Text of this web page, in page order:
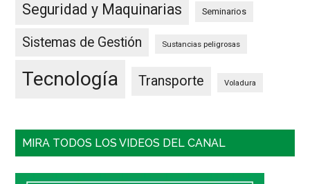
Seguridad y Maquinarias Seminarios
Sistemas de Gestión Sustancias peligrosas
Tecnología Transporte Voladura
MIRA TODOS LOS VIDEOS DEL CANAL